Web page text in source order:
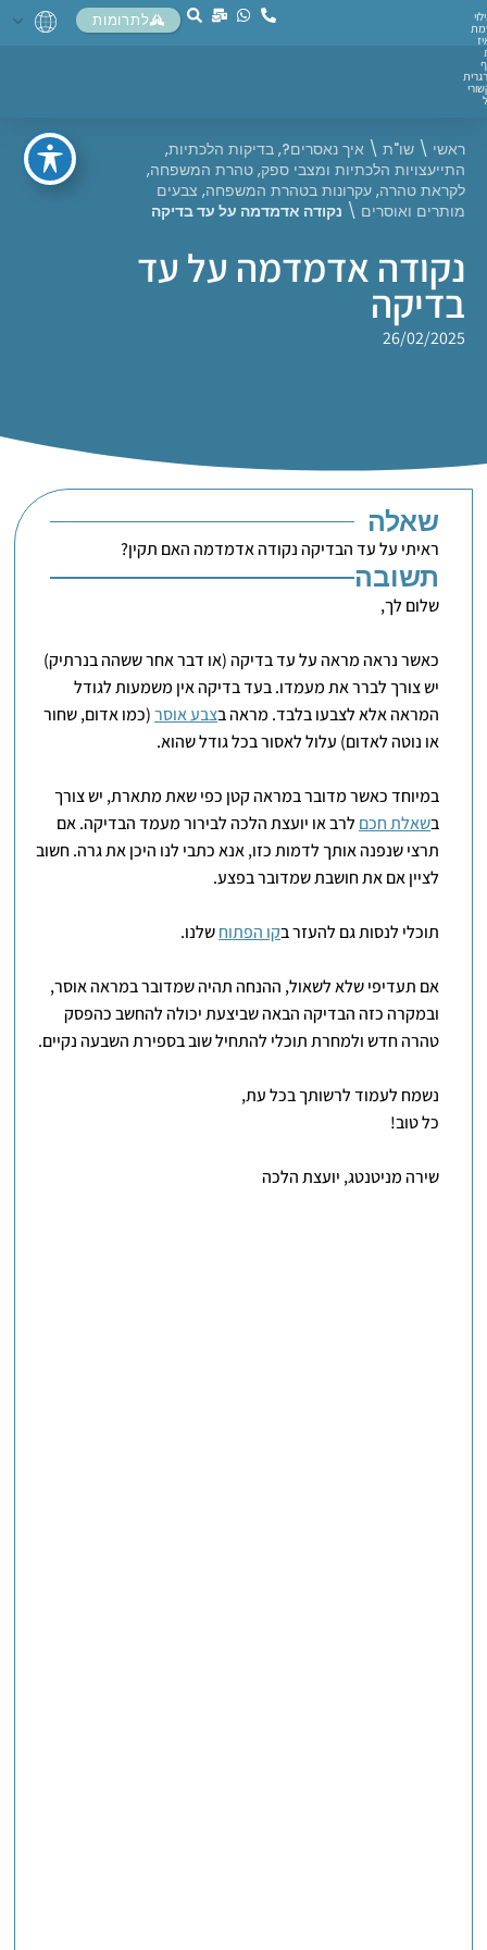
לתרומות
ראשי \ שו"ת \ איך נאסרים?, בדיקות הלכתיות,
התייעצויות הלכתיות ומצבי ספק, טהרת המשפחה,
לקראת טהרה, עקרונות בטהרת המשפחה, צבעים
מותרים ואוסרים \ נקודה אדמדמה על עד בדיקה
נקודה אדמדמה על עד
בדיקה
26/02/2025
שאלה
ראיתי על עד הבדיקה נקודה אדמדמה האם תקין?
תשובה
שלום לך,
כאשר נראה מראה על עד בדיקה (או דבר אחר ששהה בנרתיק)
יש צורך לברר את מעמדו. בעד בדיקה אין משמעות לגודל
המראה אלא לצבעו בלבד. מראה בצבע אוסר(כמו אדום, שחור
או נוטה לאדום) עלול לאסור בכל גודל שהוא.
במיוחד כאשר מדובר במראה קטן כפי שאת מתארת, יש צורך
בשאלת חכם לרב או יועצת הלכה לבירור מעמד הבדיקה. אם
תרצי שנפנה אותך לדמות כזו, אנא כתבי לנו היכן את גרה. חשוב
לציין אם את חושבת שמדובר בפצע.
תוכלי לנסות גם להעזר בקו הפתוחשלנו.
אם תעדיפי שלא לשאול, ההנחה תהיה שמדובר במראה אוסר,
ובמקרה כזה הבדיקה הבאה שביצעת יכולה להחשב כהפסק
טהרה חדש ולמחרת תוכלי להתחיל שוב בספירת השבעה נקיים.
נשמח לעמוד לרשותך בכל עת,
כל טוב!
שירה מניטנטג, יועצת הלכה